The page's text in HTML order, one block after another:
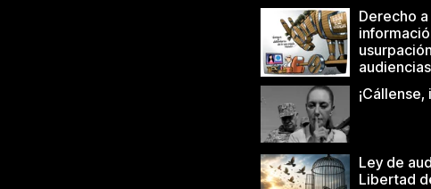
Derecho a
audiencias
Ley de
Libertad